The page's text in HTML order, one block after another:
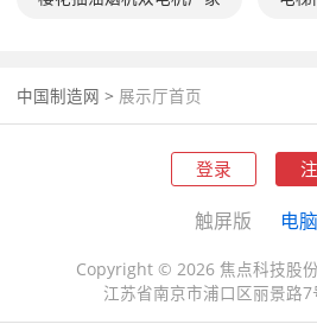
中国制造网 > 展示厅首页
登录
触屏版 电
Copyright © 2026 焦点科技股
江苏省南京市浦口区丽景路